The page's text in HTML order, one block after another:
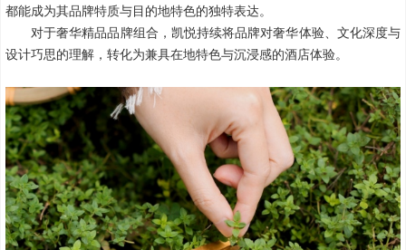
都能成为其品牌特质与目的地特色的独特表达。
对于奢华精品品牌组合，凯悦持续将品牌对奢华体验、文化深度与
设计巧思的理解，转化为兼具在地特色与沉浸感的酒店体验。